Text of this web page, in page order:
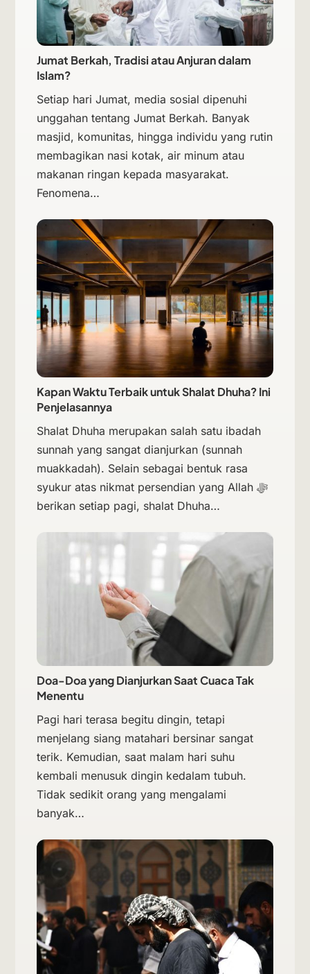
Jumat Berkah, Tradisi atau Anjuran dalam
Islam?
Setiap hari Jumat, media sosial dipenuhi
unggahan tentang Jumat Berkah. Banyak
masjid, komunitas, hingga individu yang rutin
membagikan nasi kotak, air minum atau
makanan ringan kepada masyarakat.
Fenomena…
Kapan Waktu Terbaik untuk Shalat Dhuha? Ini
Penjelasannya
Shalat Dhuha merupakan salah satu ibadah
sunnah yang sangat dianjurkan (sunnah
muakkadah). Selain sebagai bentuk rasa
syukur atas nikmat persendian yang Allah ﷻ
berikan setiap pagi, shalat Dhuha…
Doa-Doa yang Dianjurkan Saat Cuaca Tak
Menentu
Pagi hari terasa begitu dingin, tetapi
menjelang siang matahari bersinar sangat
terik. Kemudian, saat malam hari suhu
kembali menusuk dingin kedalam tubuh.
Tidak sedikit orang yang mengalami
banyak…